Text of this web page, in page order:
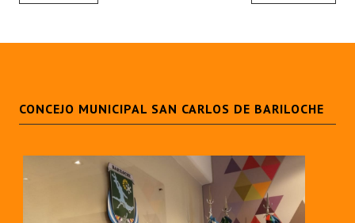
Entrega de distinciones
CONCEJO MUNICIPAL SAN CARLOS DE BARILOCHE